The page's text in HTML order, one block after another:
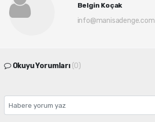
Belgin Koçak
info@manisadenge.com
Okuyu Yorumları (0)